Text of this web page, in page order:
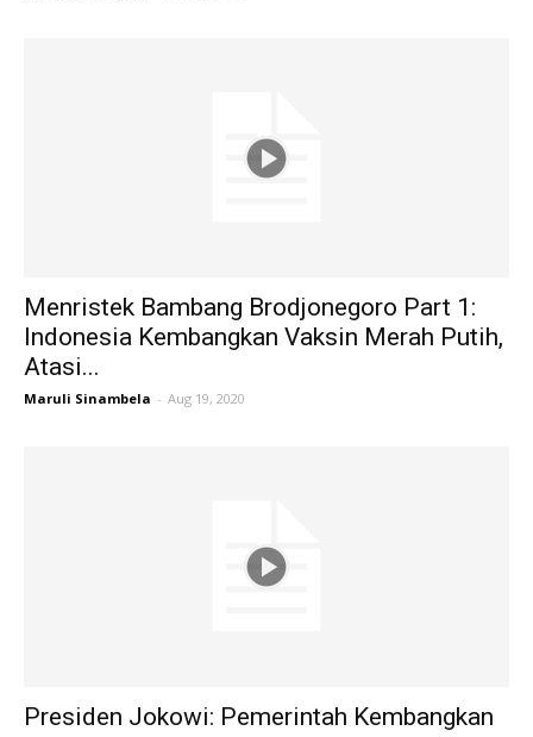
Menristek Bambang Brodjonegoro Part 1:
Indonesia Kembangkan Vaksin Merah Putih,
Atasi...
Maruli Sinambela - Aug 19, 2020
Presiden Jokowi: Pemerintah Kembangkan